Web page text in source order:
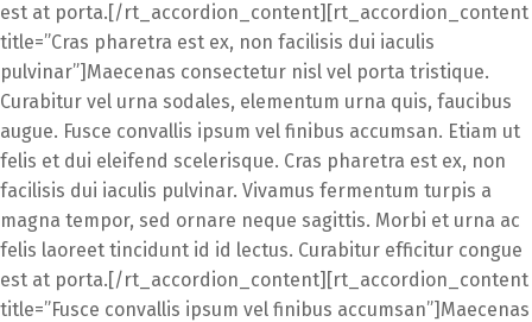
est at porta.[/rt_accordion_content][rt_accordion_content
title=”Cras pharetra est ex, non facilisis dui iaculis
pulvinar”]Maecenas consectetur nisl vel porta tristique.
Curabitur vel urna sodales, elementum urna quis, faucibus
augue. Fusce convallis ipsum vel finibus accumsan. Etiam ut
felis et dui eleifend scelerisque. Cras pharetra est ex, non
facilisis dui iaculis pulvinar. Vivamus fermentum turpis a
magna tempor, sed ornare neque sagittis. Morbi et urna ac
felis laoreet tincidunt id id lectus. Curabitur efficitur congue
est at porta.[/rt_accordion_content][rt_accordion_content
title=”Fusce convallis ipsum vel finibus accumsan”]Maecenas